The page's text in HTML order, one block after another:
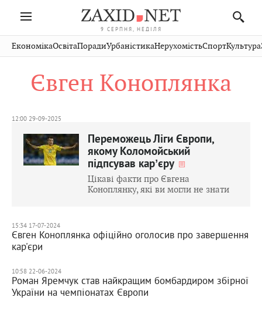
9 СЕРПНЯ, НЕДІЛЯ
Івано-
Франківськ
Волинь
Рівне
Чернівці
Стрий
Хмельницький
Публікації
Авто СловкоКультура
Кіно Дім СпортКраєзнавство
ЕкономікаОсвітаПорадиУрбаністикаНерухомістьСпортКультура
Євген Коноплянка
12:00 29-09-2025
Переможець Ліги Європи,
якому Коломойський
підпсував карʼєру
Цікаві факти про Євгена
Коноплянку, які ви могли не знати
15:34 17-07-2024
Євген Коноплянка офіційно оголосив про завершення
кар'єри
10:58 22-06-2024
Роман Яремчук став найкращим бомбардиром збірної
України на чемпіонатах Європи